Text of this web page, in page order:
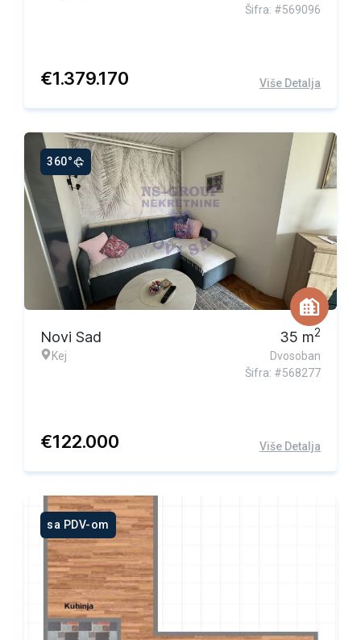
Šifra: #569096
€1.379.170 Više Detalja
360°
Ekskluzivna ponuda
Novi Sad
Kej
35 m2
Dvosoban
Šifra: #568277
€122.000 Više Detalja
sa PDV-om